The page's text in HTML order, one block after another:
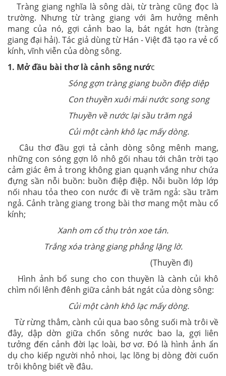
Tràng giang nghĩa là sông dài, từ tràng cũng đọc là
trường. Nhưng từ tràng giang với âm hưởng mênh
mang của nó, gợi cảnh bao la, bát ngát hơn (tràng
giang đại hải). Tác giả dùng từ Hán - Việt đã tạo ra vẻ cổ
kính, vĩnh viễn của dòng sông.
1. Mở đầu bài thơ là cảnh sông nước
Sóng gợn tràng giang buồn điệp diệp
Con thuyền xuôi mái nước song song
Thuyền về nước lại sầu trăm ngả
Củi một cành khô lạc mấy dòng.
Câu thơ đầu gợi tả cảnh dòng sông mênh mang,
những con sóng gợn lô nhô gối nhau tới chân trời tạo
cảm giác êm ả trong không gian quạnh vắng như chứa
đựng sần nỗi buồn: buồn điệp điệp. Nỗi buồn lớp lớp
nối nhau tỏa theo con nước đi về trăm ngả: sầu trăm
ngả. Cảnh tràng giang trong bài thơ mang một màu cổ
kính;
Xanh om cổ thụ tròn xoe tán.
Trắng xóa tràng giang phẳng lặng lờ.
(Thuyền đi)
Hình ảnh bổ sung cho con thuyền là cành củi khô
chìm nổi lênh đênh giữa cảnh bát ngát của dòng sông:
Củi một cành khô lạc mấy dòng.
Từ rừng thẳm, cành củi qua bao sông suối mà trôi về
đây, dập dờn giữa chốn sông nước bao la, gợi liên
tưởng đến cảnh đời lạc loài, bơ vơ. Đó là hình ảnh ẩn
dụ cho kiếp người nhỏ nhoi, lạc lõng bị dòng đời cuốn
trôi không biết về đâu.